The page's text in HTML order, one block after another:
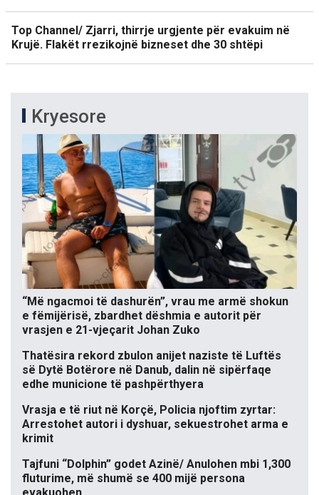
Top Channel/ Zjarri, thirrje urgjente për evakuim në
Krujë. Flakët rrezikojnë bizneset dhe 30 shtëpi
Kryesore
“Më ngacmoi të dashurën”, vrau me armë shokun
e fëmijërisë, zbardhet dëshmia e autorit për
vrasjen e 21-vjeçarit Johan Zuko
Thatësira rekord zbulon anijet naziste të Luftës
së Dytë Botërore në Danub, dalin në sipërfaqe
edhe municione të pashpërthyera
Vrasja e të riut në Korçë, Policia njoftim zyrtar:
Arrestohet autori i dyshuar, sekuestrohet arma e
krimit
Tajfuni “Dolphin” godet Azinë/ Anulohen mbi 1,300
fluturime, më shumë se 400 mijë persona